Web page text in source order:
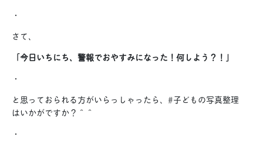
・
さて、
「今日いちにち、警報でおやすみになった！何しよう？！」
・
と思っておられる方がいらっしゃったら、#子どもの写真整理
はいかがですか？＾＾
・